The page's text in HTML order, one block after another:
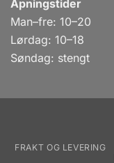
Åpningstider
Man–fre: 10–20
Lørdag: 10–18
Søndag: stengt
FRAKT OG LEVERING